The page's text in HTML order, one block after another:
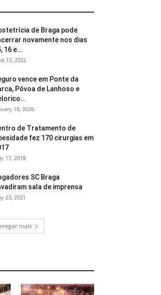
de Braga pode
novamente nos dias
16 e...
13, 2022
vence em Ponte da
Póvoa de Lanhoso e
18, 2026
de Tratamento de
fez 170 cirurgias em
17, 2018
SC Braga
sala de imprensa
23, 2021
mais